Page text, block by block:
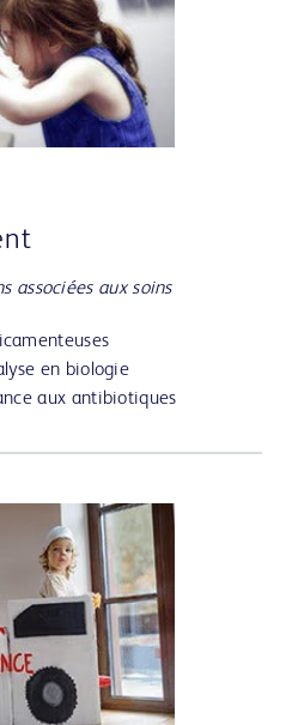
associées aux soins
en biologie
aux antibiotiques